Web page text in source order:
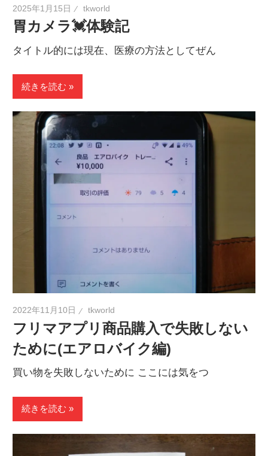
2025年1月15日 tkworld
胃カメラ💓体験記
タイトル的には現在、医療の方法としてぜん
続きを読む
2022年11月10日 tkworld
フリマアプリ商品購入で失敗しない
ために(エアロバイク編)
買い物を失敗しないために ここには気をつ
続きを読む